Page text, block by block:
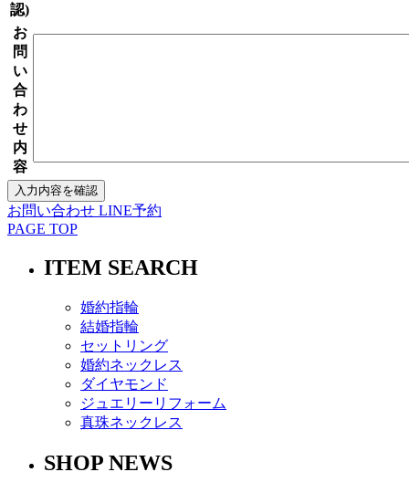
認)
お
問
い
合
わ
せ
内
容
お問い合わせ LINE予約
PAGE TOP
ITEM SEARCH
婚約指輪
結婚指輪
セットリング
婚約ネックレス
ダイヤモンド
ジュエリーリフォーム
真珠ネックレス
SHOP NEWS